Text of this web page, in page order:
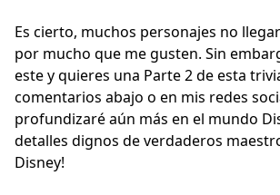
Es cierto, muchos personajes no
por mucho que me gusten. Sin
este y quieres una Parte 2 de esta
comentarios abajo o en mis redes
profundizaré aún más en el mundo
detalles dignos de verdaderos
Disney!